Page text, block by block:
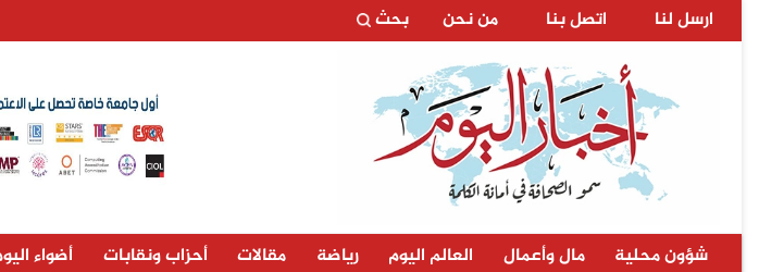
ارسل لنا اتصل بنا من نحن بحث
شؤون محلية مال وأعمال العالم اليوم رياضة مقالات أحزاب ونقابات أضواء